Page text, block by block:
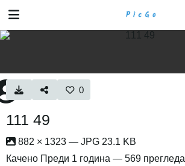
0
111 49
882 × 1323 — JPG 23.1 KB
Качено Преди 1 година — 569 прегледа